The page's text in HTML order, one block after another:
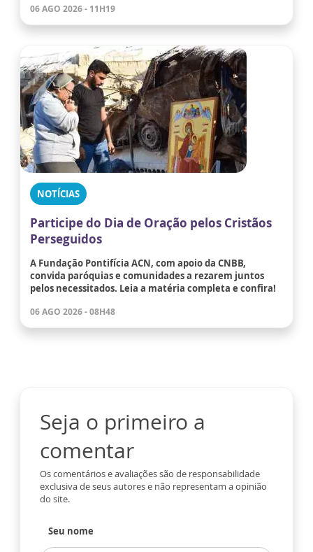
06 AGO 2026 - 11H19
NOTÍCIAS
Participe do Dia de Oração pelos Cristãos
Perseguidos
A Fundação Pontifícia ACN, com apoio da CNBB,
convida paróquias e comunidades a rezarem juntos
pelos necessitados. Leia a matéria completa e confira!
06 AGO 2026 - 08H48
Seja o primeiro a
comentar
Os comentários e avaliações são de responsabilidade
exclusiva de seus autores e não representam a opinião
do site.
Seu nome